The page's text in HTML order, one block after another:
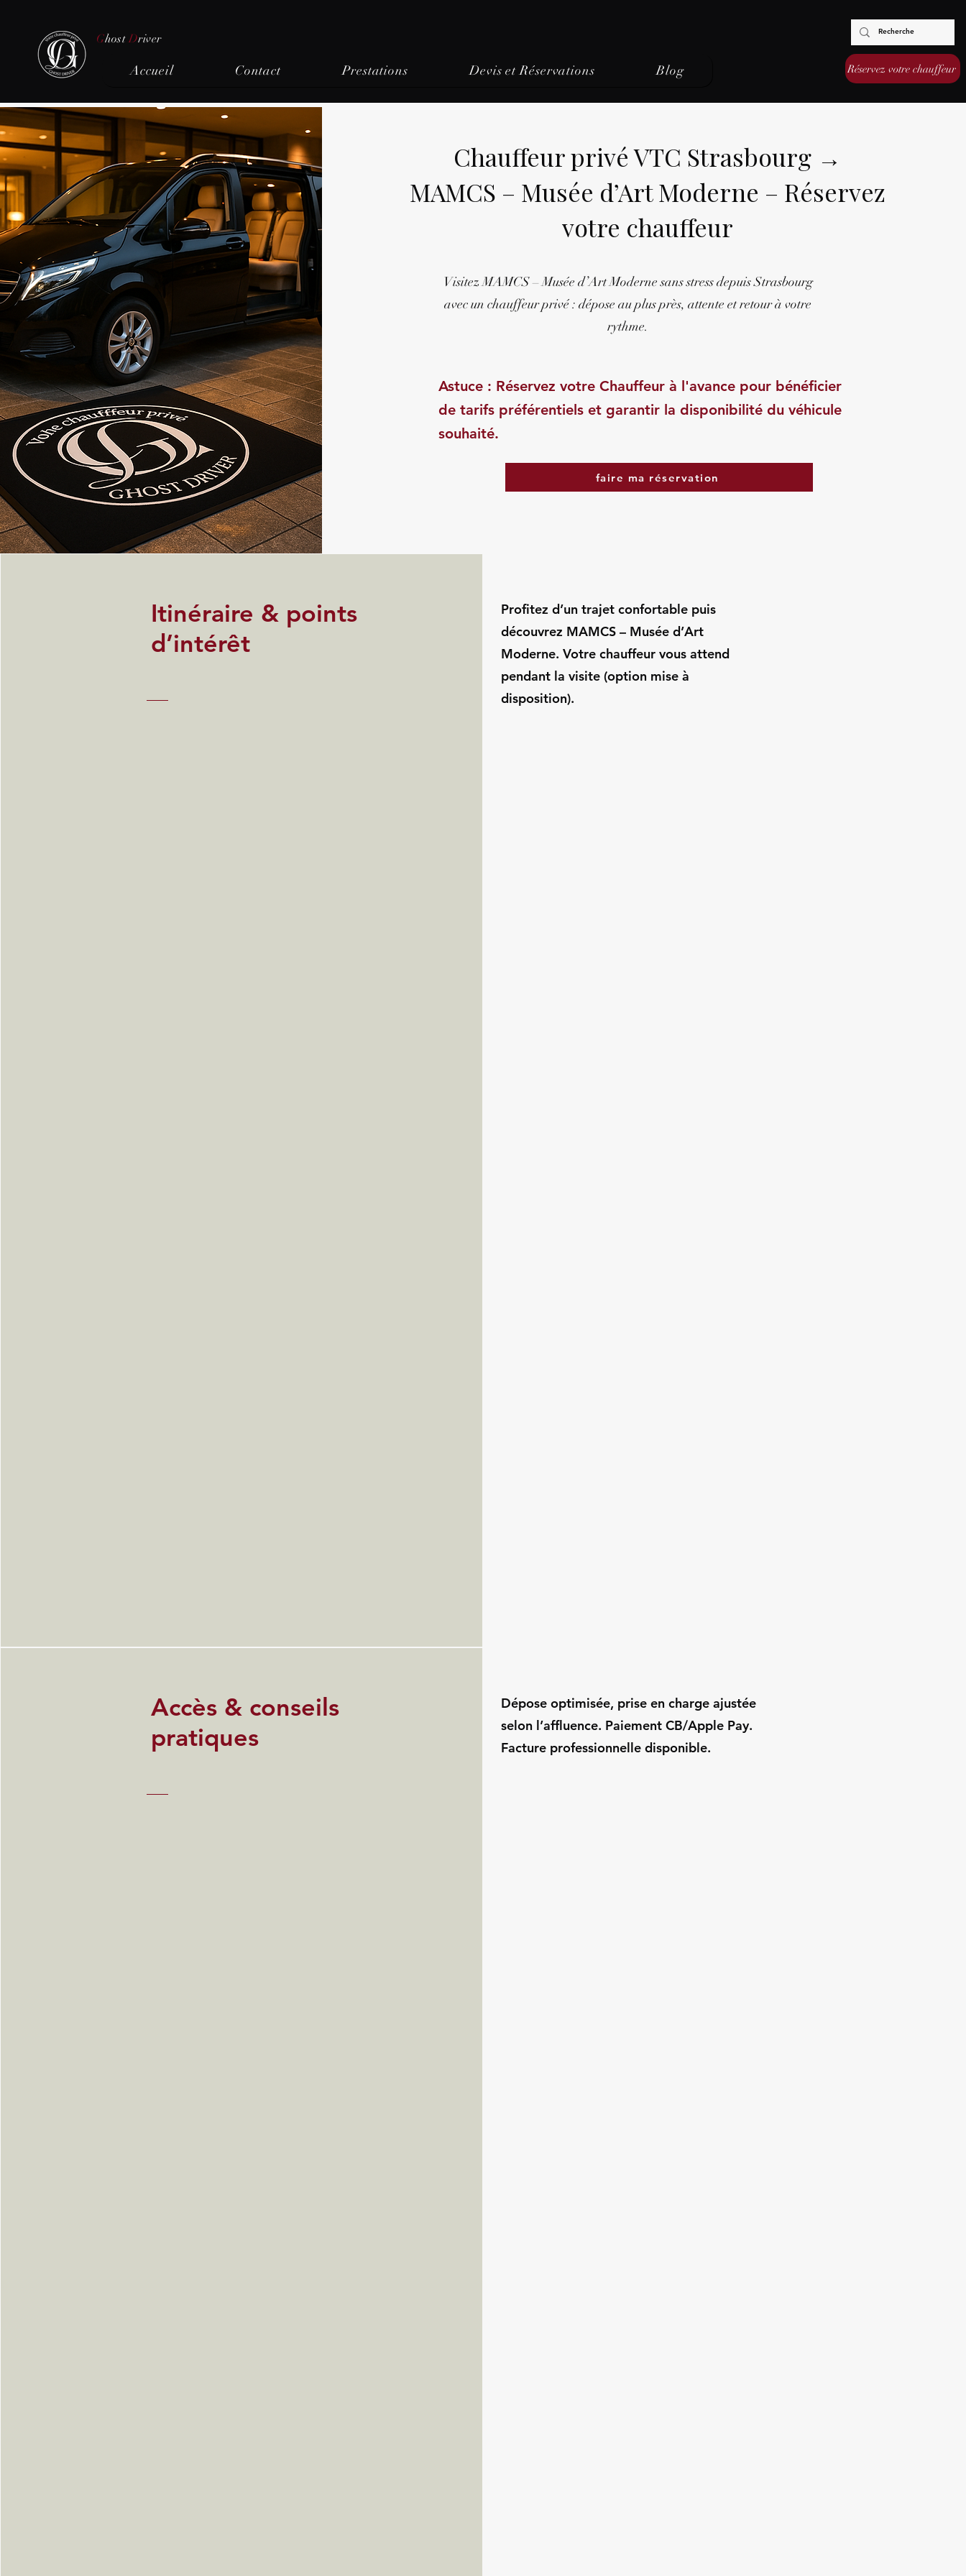
Ghost Driver
Accueil Contact Prestations Devis et Réservations Blog Réservez votre chauffeur
Chauffeur privé VTC Strasbourg →
MAMCS – Musée d’Art Moderne – Réservez
votre chauffeur
Visitez MAMCS – Musée d’Art Moderne sans stress depuis Strasbourg
avec un chauffeur privé : dépose au plus près, attente et retour à votre
rythme.
Astuce : Réservez votre Chauffeur à l'avance pour bénéficier
de tarifs préférentiels et garantir la disponibilité du véhicule
souhaité.
faire ma réservation
Itinéraire & points
d’intérêt
Profitez d’un trajet confortable puis
découvrez MAMCS – Musée d’Art
Moderne. Votre chauffeur vous attend
pendant la visite (option mise à
disposition).
Accès & conseils
pratiques
Dépose optimisée, prise en charge ajustée
selon l’affluence. Paiement CB/Apple Pay.
Facture professionnelle disponible.